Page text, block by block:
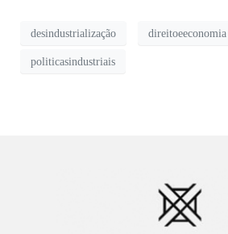
desindustrialização direitoeeconomia
politicasindustriais